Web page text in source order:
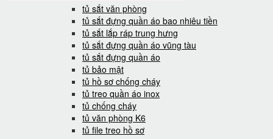
tủ sắt văn phòng
tủ sắt đựng quần áo bao nhiêu tiền
tủ sắt lắp ráp trung hưng
tủ sắt đựng quần áo vũng tàu
tủ sắt đựng quần áo
tủ bảo mật
tủ hồ sơ chống cháy
tủ treo quần áo inox
tủ chống cháy
tủ văn phòng K6
tủ file treo hồ sơ